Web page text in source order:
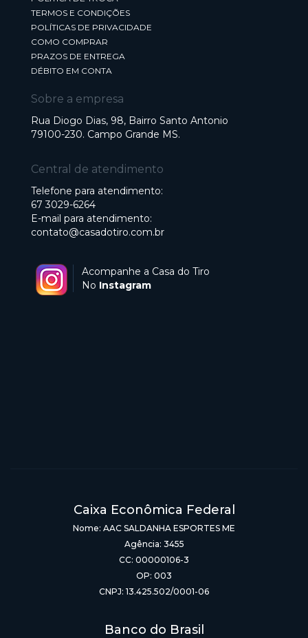
TERMOS E CONDIÇÕES
POLÍTICAS DE PRIVACIDADE
COMO COMPRAR
PRAZOS DE ENTREGA
DÉBITO EM CONTA
Sobre a empresa
Rua Diogo Dias, 98, Bairro Santo Antonio
79100-230. Campo Grande MS.
Central de atendimento
Telefone para atendimento:
67 3029-6264
E-mail para atendimento:
contato@casadotiro.com.br
Acompanhe a Casa do Tiro
No Instagram
Caixa Econômica Federal
Nome: AAC SALDANHA ESPORTES ME
Agência: 3455
CC: 00000106-3
OP: 003
CNPJ: 13.425.502/0001-06
Banco do Brasil